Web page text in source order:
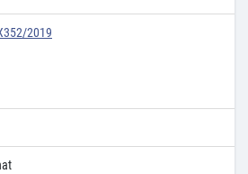
2019